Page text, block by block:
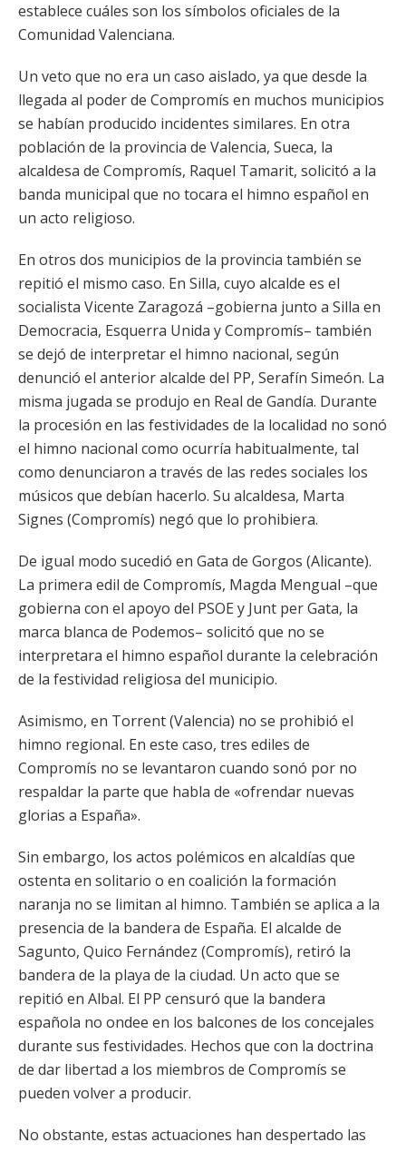
establece cuáles son los símbolos oficiales de la
Comunidad Valenciana.
Un veto que no era un caso aislado, ya que desde la
llegada al poder de Compromís en muchos municipios
se habían producido incidentes similares. En otra
población de la provincia de Valencia, Sueca, la
alcaldesa de Compromís, Raquel Tamarit, solicitó a la
banda municipal que no tocara el himno español en
un acto religioso.
En otros dos municipios de la provincia también se
repitió el mismo caso. En Silla, cuyo alcalde es el
socialista Vicente Zaragozá –gobierna junto a Silla en
Democracia, Esquerra Unida y Compromís– también
se dejó de interpretar el himno nacional, según
denunció el anterior alcalde del PP, Serafín Simeón. La
misma jugada se produjo en Real de Gandía. Durante
la procesión en las festividades de la localidad no sonó
el himno nacional como ocurría habitualmente, tal
como denunciaron a través de las redes sociales los
músicos que debían hacerlo. Su alcaldesa, Marta
Signes (Compromís) negó que lo prohibiera.
De igual modo sucedió en Gata de Gorgos (Alicante).
La primera edil de Compromís, Magda Mengual –que
gobierna con el apoyo del PSOE y Junt per Gata, la
marca blanca de Podemos– solicitó que no se
interpretara el himno español durante la celebración
de la festividad religiosa del municipio.
Asimismo, en Torrent (Valencia) no se prohibió el
himno regional. En este caso, tres ediles de
Compromís no se levantaron cuando sonó por no
respaldar la parte que habla de «ofrendar nuevas
glorias a España».
Sin embargo, los actos polémicos en alcaldías que
ostenta en solitario o en coalición la formación
naranja no se limitan al himno. También se aplica a la
presencia de la bandera de España. El alcalde de
Sagunto, Quico Fernández (Compromís), retiró la
bandera de la playa de la ciudad. Un acto que se
repitió en Albal. El PP censuró que la bandera
española no ondee en los balcones de los concejales
durante sus festividades. Hechos que con la doctrina
de dar libertad a los miembros de Compromís se
pueden volver a producir.
No obstante, estas actuaciones han despertado las